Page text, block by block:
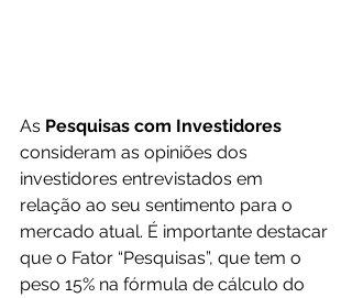
As Pesquisas com Investidores
consideram as opiniões dos
investidores entrevistados em
relação ao seu sentimento para o
mercado atual. É importante destacar
que o Fator “Pesquisas”, que tem o
peso 15% na fórmula de cálculo do